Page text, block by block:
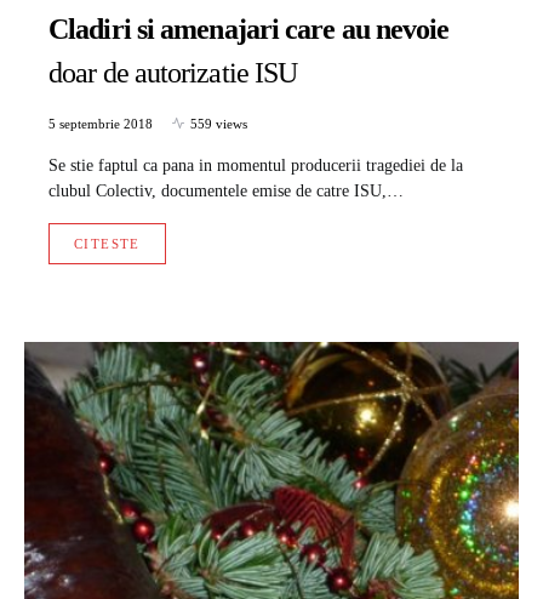
Cladiri si amenajari care au nevoie
doar de autorizatie ISU
5 septembrie 2018 559 views
Se stie faptul ca pana in momentul producerii tragediei de la
clubul Colectiv, documentele emise de catre ISU,…
CITESTE